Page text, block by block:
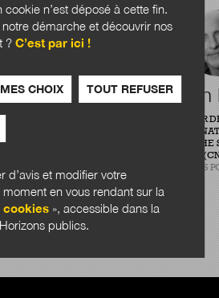
Théophile
CONSULTANT EN ÉVALUATION
DIRECTEUR
CENTRE
SCIENCES
n’est déposé à cette fin.
notre démarche et découvrir nos
? C’est par ici !
CHOIX TOUT REFUSER
d’avis et modifier votre
en vous rendant sur la
cookies», accessible dans la
publics.